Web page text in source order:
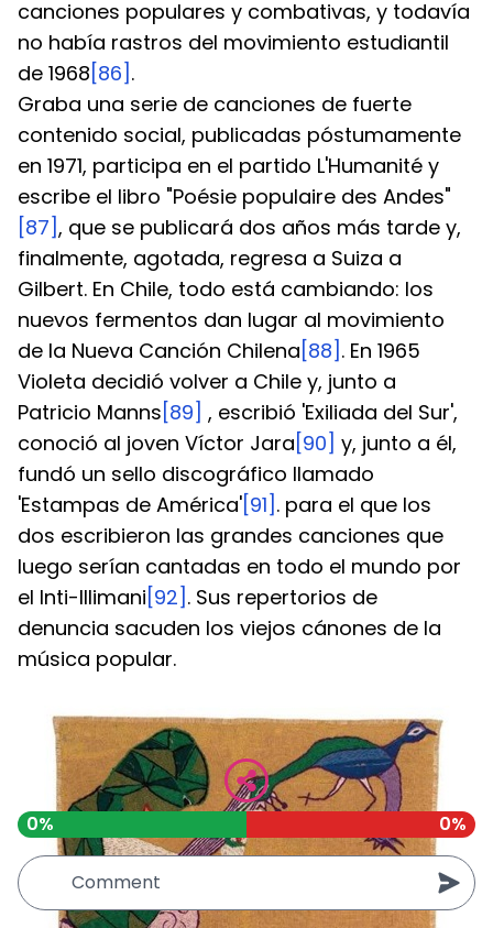
canciones populares y combativas, y todavía
no había rastros del movimiento estudiantil
de 1968 [86] .
Graba una serie de canciones de fuerte
contenido social, publicadas póstumamente
en 1971, participa en el partido L'Humanité y
escribe el libro "Poésie populaire des Andes"
[87], que se publicará dos años más tarde y,
finalmente, agotada, regresa a Suiza a
Gilbert. En Chile, todo está cambiando: los
nuevos fermentos dan lugar al movimiento
de la Nueva Canción Chilena [88] . En 1965
Violeta decidió volver a Chile y, junto a
Patricio Manns [89] , escribió 'Exiliada del Sur',
conoció al joven Víctor Jara [90] y, junto a él,
fundó un sello discográfico llamado
'Estampas de América'[91] . para el que los
dos escribieron las grandes canciones que
luego serían cantadas en todo el mundo por
el Inti-Illimani [92] . Sus repertorios de
denuncia sacuden los viejos cánones de la
música popular.
0% 0%